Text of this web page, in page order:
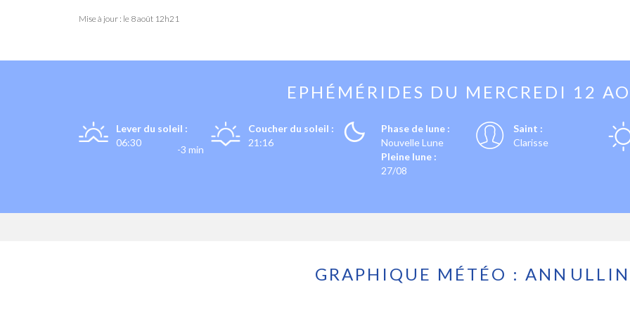
Mise à jour : le 8 août 12h21
EPHÉMÉRIDES DU MERCREDI 12
Lever du soleil :
06:30
-3 min
Coucher du soleil :
21:16
Phase de lune :
Nouvelle Lune
Pleine lune :
27/08
Saint :
Clarisse
GRAPHIQUE MÉTÉO : ANNULLIN